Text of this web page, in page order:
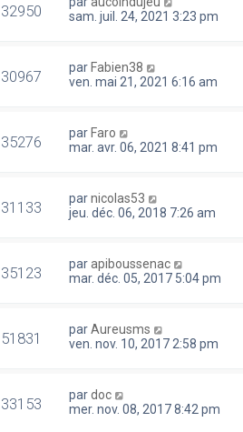
32950
sam. juil. 24, 2021 3:23 pm
30967 par Fabien38
ven. mai 21, 2021 6:16 am
35276 par Faro
mar. avr. 06, 2021 8:41 pm
31133 parnicolas53
jeu. déc. 06, 2018 7:26 am
35123 parapiboussenac
mar. déc. 05, 2017 5:04 pm
51831 parAureusms
ven. nov. 10, 2017 2:58 pm
33153 pardoc
mer. nov. 08, 2017 8:42 pm